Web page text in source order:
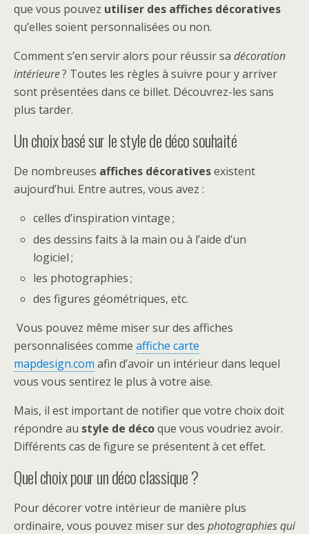
que vous pouvez utiliser des affiches décoratives
qu’elles soient personnalisées ou non.
Comment s’en servir alors pour réussir sa décoration
intérieure? Toutes les règles à suivre pour y arriver
sont présentées dans ce billet. Découvrez-les sans
plus tarder.
Un choix basé sur le style de déco souhaité
De nombreuses affiches décorativesexistent
aujourd’hui. Entre autres, vous avez :
celles d’inspiration vintage ;
des dessins faits à la main ou à l’aide d’un
logiciel ;
les photographies ;
des figures géométriques, etc.
Vous pouvez même miser sur des affiches
personnalisées comme affiche carte
mapdesign.com afin d’avoir un intérieur dans lequel
vous vous sentirez le plus à votre aise.
Mais, il est important de notifier que votre choix doit
répondre au style de décoque vous voudriez avoir.
Différents cas de figure se présentent à cet effet.
Quel choix pour un déco classique ?
Pour décorer votre intérieur de manière plus
ordinaire, vous pouvez miser sur des photographies qui